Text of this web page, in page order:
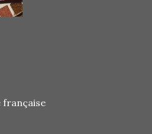
française